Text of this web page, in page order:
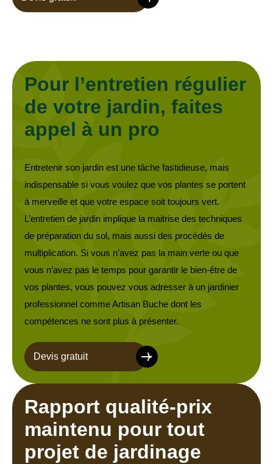
Pour l’entretien régulier
de votre jardin, faites
appel à un pro
Entretenir son jardin est une tâche fastidieuse, mais
indispensable si vous voulez que vos plantes se portent
à merveille et que votre espace soit toujours vert.
L’entretien de jardin implique la maitrise des techniques
de préparation du sol, mais aussi des procédés de
multiplication. Si vous n’avez pas la main verte ou que
vous n’avez pas le temps pour garantir le bien-être de
vos plantes, vous pouvez vous adresser à un jardinier
professionnel comme Artisan Buche dont les
compétences ne sont plus à présenter.
Devis gratuit
Rapport qualité-prix
maintenu pour tout
projet de jardinage